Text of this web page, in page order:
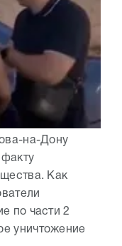
на-Дону
Как
по части 2
уничтожение